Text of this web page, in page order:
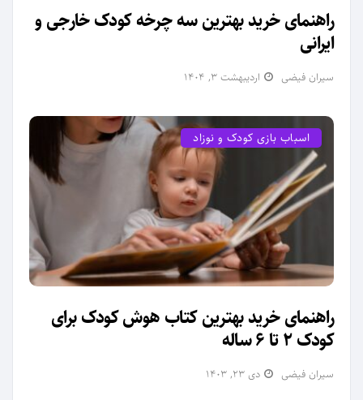
راهنمای خرید بهترین سه چرخه کودک خارجی و
ایرانی
سیران فیضی اردیبهشت ۳, ۱۴۰۴
اسباب بازی کودک و نوزاد
راهنمای خرید بهترین کتاب هوش کودک برای
کودک 2 تا 6 ساله
سیران فیضی دی ۲۳, ۱۴۰۳